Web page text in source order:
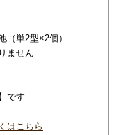
（単2型×2個）
ません
です
はこちら